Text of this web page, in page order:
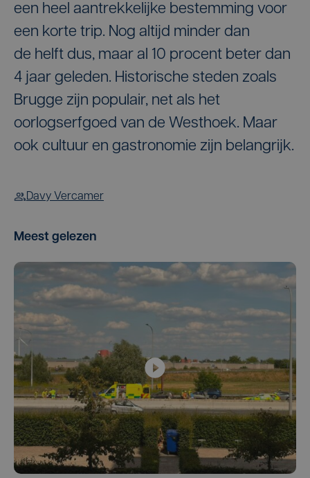
een heel aantrekkelijke bestemming voor
een korte trip. Nog altijd minder dan
de helft dus, maar al 10 procent beter dan
4 jaar geleden. Historische steden zoals
Brugge zijn populair, net als het
oorlogserfgoed van de Westhoek. Maar
ook cultuur en gastronomie zijn belangrijk.
Davy Vercamer
Meest gelezen